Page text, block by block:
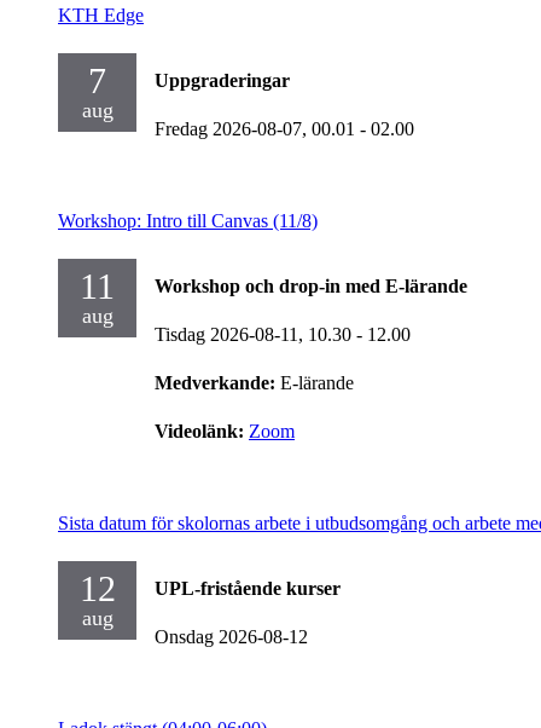
KTH Edge
7
aug
Uppgraderingar
Fredag 2026-08-07, 00.01 - 02.00
Workshop: Intro till Canvas (11/8)
11
aug
Workshop och drop-in med E-lärande
Tisdag 2026-08-11, 10.30 - 12.00
Medverkande: E-lärande
Videolänk: Zoom
Sista datum för skolornas arbete i utbudsomgång och arbete
12
aug
UPL-fristående kurser
Onsdag 2026-08-12